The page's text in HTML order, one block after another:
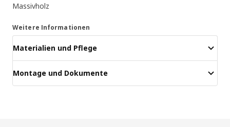
Massivholz
Weitere Informationen
Materialien und Pflege
Montage und Dokumente